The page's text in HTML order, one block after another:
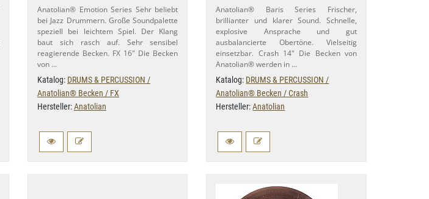
Anatolian® Emotion Series Sehr beliebt
bei Jazz Drummern. Große Soundpalette
speziell bei leichtem Spiel. Der Klang
baut sich rasch auf. Sehr sensibel
reagierende Becken. FX 16" Die Becken
von …
Katalog: DRUMS & PERCUSSION /
Anatolian® Becken / FX
Hersteller:Anatolian
Anatolian® Baris Series Frischer,
brillianter und klarer Sound. Schnelle,
explosive Ansprache und gut
ausbalancierte Obertöne. Vielseitig
einsetzbar. Crash 14" Die Becken von
Anatolian® werden in …
Katalog: DRUMS & PERCUSSION /
Anatolian® Becken / Crash
Hersteller:Anatolian